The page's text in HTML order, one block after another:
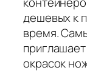
дешевых к
время.
окрасок